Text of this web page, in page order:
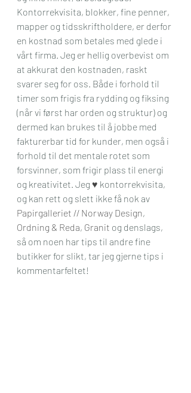
Kontorrekvisita, blokker, fine penner,
mapper og tidsskriftholdere, er derfor
en kostnad som betales med glede i
vårt firma. Jeg er hellig overbevist om
at akkurat den kostnaden, raskt
svarer seg for oss. Både i forhold til
timer som frigis fra rydding og fiksing
(når vi først har orden og struktur) og
dermed kan brukes til å jobbe med
fakturerbar tid for kunder, men også i
forhold til det mentale rotet som
forsvinner, som frigir plass til energi
og kreativitet. Jeg ♥ kontorrekvisita,
og kan rett og slett ikke få nok av
Papirgalleriet // Norway Design,
Ordning & Reda, Granit og denslags,
så om noen har tips til andre fine
butikker for slikt, tar jeg gjerne tips i
kommentarfeltet!